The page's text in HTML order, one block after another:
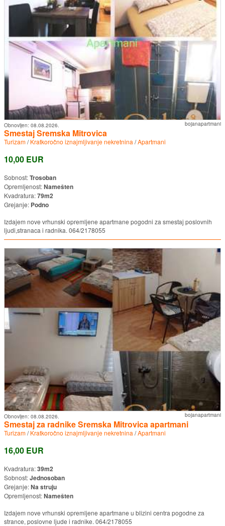
bojanapartmani
Obnovljen: 08.08.2026.
Smestaj Sremska Mitrovica
Turizam/Kratkoročno iznajmljivanje nekretnina /Apartmani
10,00 EUR
Sobnost:Trosoban
Opremljenost:Namešten
Kvadratura:79m2
Grejanje: Podno
Izdajem nove vrhunski opremljene apartmane pogodni za smestaj poslovnih
ljudi,stranaca i radnika. 064/2178055
bojanapartmani
Obnovljen: 08.08.2026.
Smestaj za radnike Sremska Mitrovica apartmani
Turizam/Kratkoročno iznajmljivanje nekretnina /Apartmani
16,00 EUR
Kvadratura:39m2
Sobnost:Jednosoban
Grejanje:Na struju
Opremljenost:Namešten
Izdajem nove vrhunski opremljene apartmane u blizini centra pogodne za
strance, poslovne ljude i radnike. 064/2178055